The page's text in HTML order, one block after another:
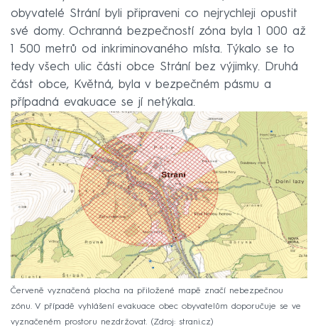
obyvatelé Strání byli připraveni co nejrychleji opustit
své domy. Ochranná bezpečností zóna byla 1 000 až
⁠1 500 metrů od inkriminovaného místa. Týkalo se to
tedy všech ulic části obce Strání bez výjimky. Druhá
část obce, Květná, byla v bezpečném pásmu a
případná evakuace se jí netýkala.
Červeně vyznačená plocha na přiložené mapě značí nebezpečnou
zónu. V případě vyhlášení evakuace obec obyvatelům doporučuje se ve
vyznačeném prostoru nezdržovat.
Zdroj: strani.cz